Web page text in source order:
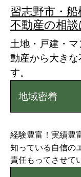
習志野市・
不動産の相談
土地・戸建・
動産から大き
す。
地域密着
経験豊富！実績豊
知っている自信の
責任もってさせて